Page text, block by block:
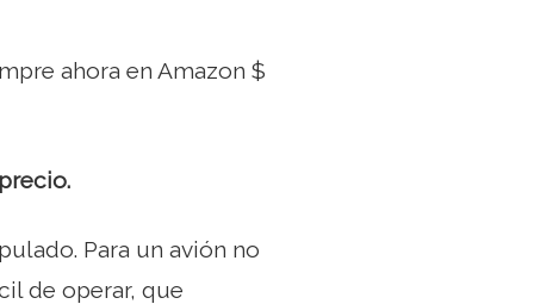
ahora en Amazon $
Para un avión no
de operar, que